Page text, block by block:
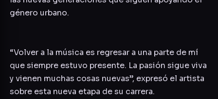
género urbano.
“Volver a la música es regresar a una parte de mí
que siempre estuvo presente. La pasión sigue viva
y vienen muchas cosas nuevas”, expresó el artista
sobre esta nueva etapa de su carrera.